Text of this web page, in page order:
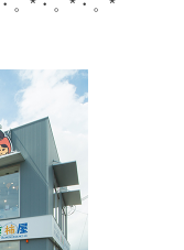
。*・。*・。*